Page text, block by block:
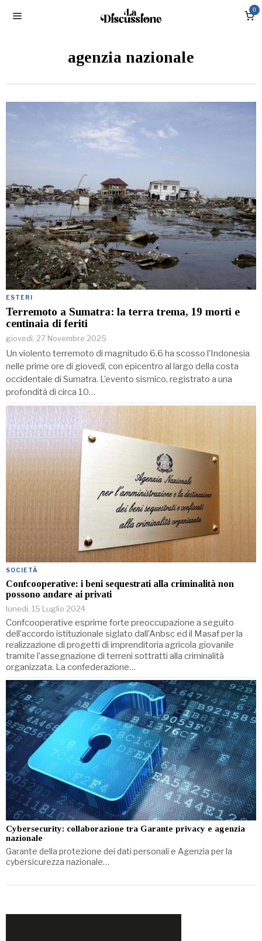
0
agenzia nazionale
ESTERI
Terremoto a Sumatra: la terra trema, 19 morti e
centinaia di feriti
giovedì, 27 Novembre 2025
Un violento terremoto di magnitudo 6.6 ha scosso l’Indonesia
nelle prime ore di giovedì, con epicentro al largo della costa
occidentale di Sumatra. L’evento sismico, registrato a una
profondità di circa 10…
SOCIETÀ
Confcooperative: i beni sequestrati alla criminalità non
possono andare ai privati
lunedì, 15 Luglio 2024
Confcooperative esprime forte preoccupazione a seguito
dell’accordo istituzionale siglato dall’Anbsc ed il Masaf per la
realizzazione di progetti di imprenditoria agricola giovanile
tramite l’assegnazione di terreni sottratti alla criminalità
organizzata. La confederazione…
Cybersecurity: collaborazione tra Garante privacy e agenzia
nazionale
Garante della protezione dei dati personali e Agenzia per la
cybersicurezza nazionale…